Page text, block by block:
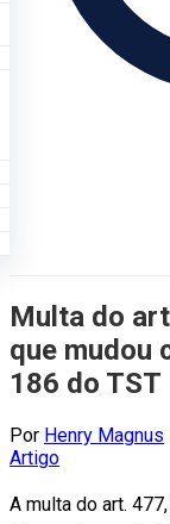
Multa do
que mudou
186 do TST
Por Henry Magnus
Artigo
A multa do art.